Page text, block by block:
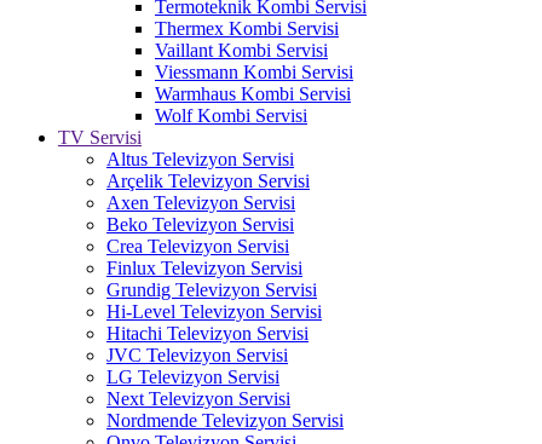
Termoteknik Kombi Servisi
Thermex Kombi Servisi
Vaillant Kombi Servisi
Viessmann Kombi Servisi
Warmhaus Kombi Servisi
Wolf Kombi Servisi
TV Servisi
Altus Televizyon Servisi
Arçelik Televizyon Servisi
Axen Televizyon Servisi
Beko Televizyon Servisi
Crea Televizyon Servisi
Finlux Televizyon Servisi
Grundig Televizyon Servisi
Hi-Level Televizyon Servisi
Hitachi Televizyon Servisi
JVC Televizyon Servisi
LG Televizyon Servisi
Next Televizyon Servisi
Nordmende Televizyon Servisi